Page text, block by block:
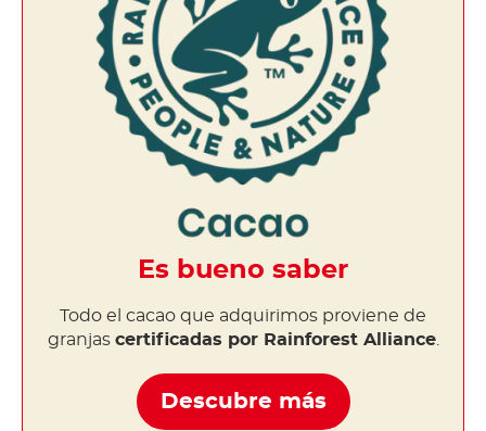
Es bueno saber
Todo el cacao que adquirimos proviene de
granjas certificadas por Rainforest Alliance.
Descubre más